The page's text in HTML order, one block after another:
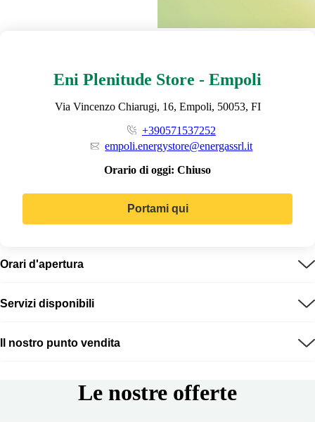
Eni Plenitude Store - Empoli
Via Vincenzo Chiarugi, 16, Empoli, 50053, FI
+390571537252
empoli.energystore@energassrl.it
Orario di oggi: Chiuso
Portami qui
Orari d'apertura
Servizi disponibili
Il nostro punto vendita
Le nostre offerte